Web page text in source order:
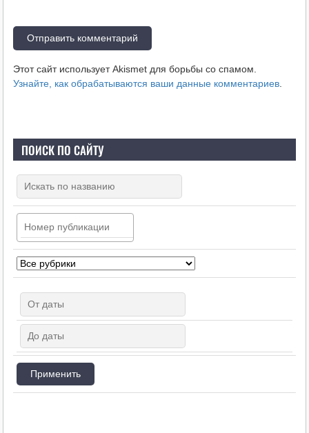
Этот сайт использует Akismet для борьбы со спамом.
Узнайте, как обрабатываются ваши данные комментариев.
ПОИСК ПО САЙТУ